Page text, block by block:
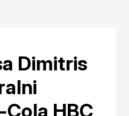
Dimitris
HBC